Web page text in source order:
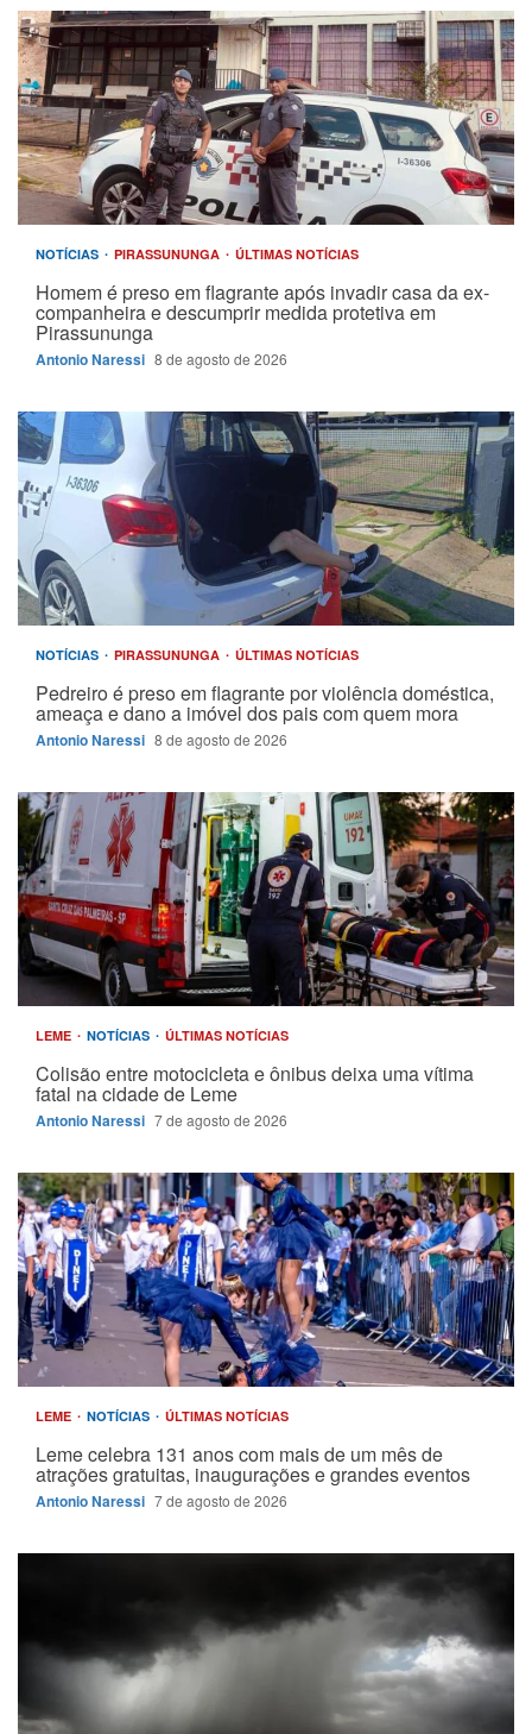
NOTÍCIAS PIRASSUNUNGA ÚLTIMAS NOTÍCIAS
Homem é preso em flagrante após invadir casa da ex-
companheira e descumprir medida protetiva em
Pirassununga
Antonio Naressi 8 de agosto de 2026
NOTÍCIAS PIRASSUNUNGA ÚLTIMAS NOTÍCIAS
Pedreiro é preso em flagrante por violência doméstica,
ameaça e dano a imóvel dos pais com quem mora
Antonio Naressi 8 de agosto de 2026
LEME NOTÍCIAS ÚLTIMAS NOTÍCIAS
Colisão entre motocicleta e ônibus deixa uma vítima
fatal na cidade de Leme
Antonio Naressi 7 de agosto de 2026
LEME NOTÍCIAS ÚLTIMAS NOTÍCIAS
Leme celebra 131 anos com mais de um mês de
atrações gratuitas, inaugurações e grandes eventos
Antonio Naressi 7 de agosto de 2026